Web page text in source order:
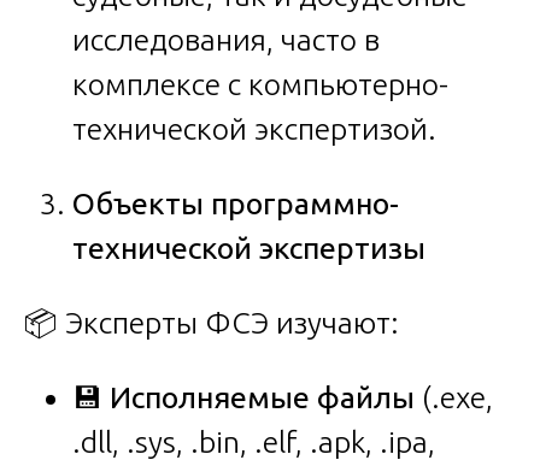
исследования, часто в
комплексе с компьютерно-
технической экспертизой.
Объекты программно-
технической экспертизы
📦 Эксперты ФСЭ изучают:
💾 Исполняемые файлы (.exe,
.dll, .sys, .bin, .elf, .apk, .ipa,